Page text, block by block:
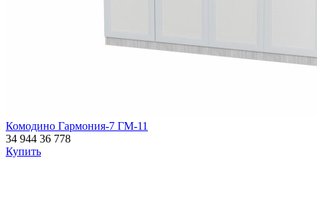
Комодино Гармония-7 ГМ-11
34 944 36 778
Купить